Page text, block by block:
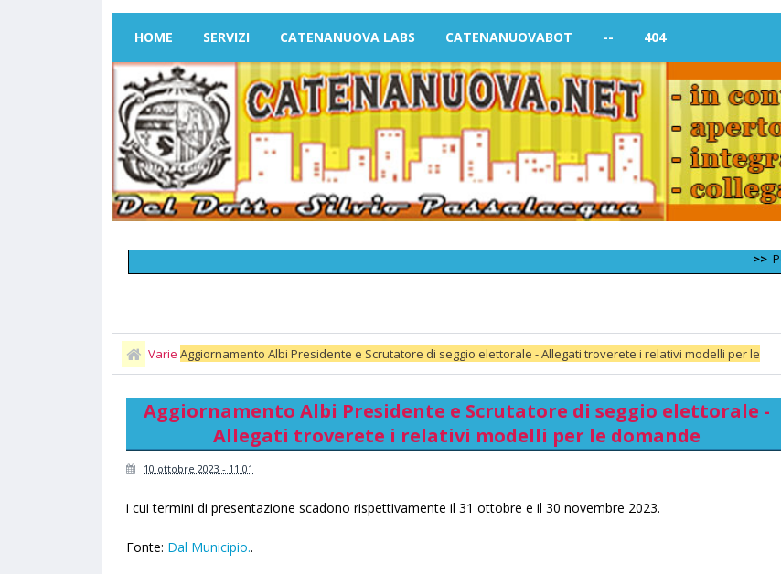
HOME SERVIZI CATENANUOVA LABS CATENANUOVABOT -- 404
Perde il
Varie Aggiornamento Albi Presidente e Scrutatore di seggio elettorale - Allegati troverete i relativi modelli per le
Aggiornamento Albi Presidente e Scrutatore di seggio elettorale -
Allegati troverete i relativi modelli per le domande
10 ottobre 2023 - 11:01
i cui termini di presentazione scadono rispettivamente il 31 ottobre e il 30 novembre 2023.
Fonte: Dal Municipio..